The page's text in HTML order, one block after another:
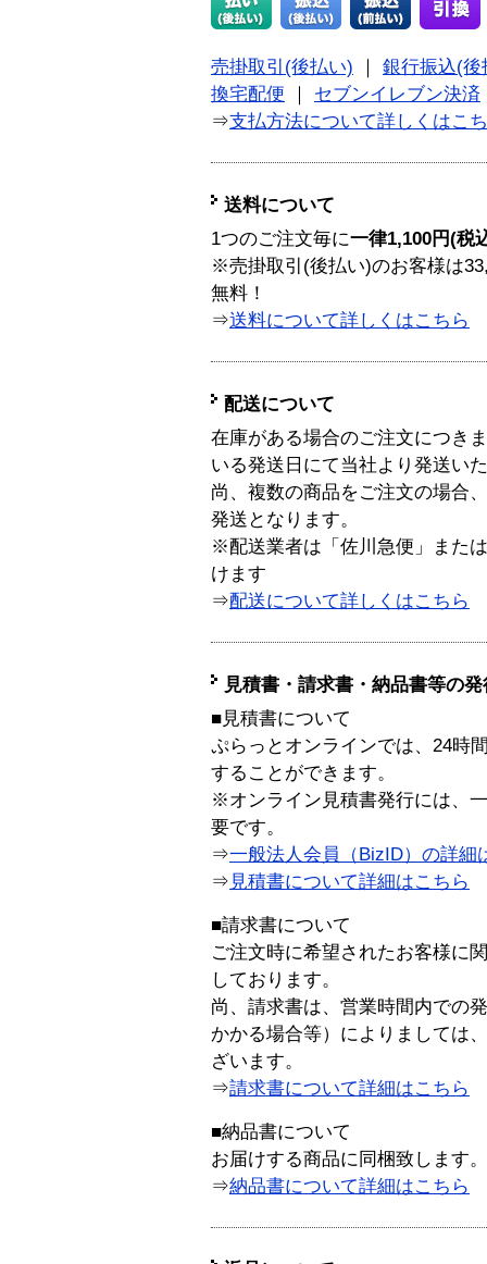
売掛取引(後払い)
銀行振込(後
換宅配便
セブンイレブン決済
⇒支払方法について詳しくはこ
送料について
1つのご注文毎に一律1,100円(税
※売掛取引(後払い)のお客様は
無料！
⇒送料について詳しくはこちら
配送について
在庫がある場合のご注文につき
いる発送日にて当社より発送い
尚、複数の商品をご注文の場合
発送となります。
※配送業者は「佐川急便」また
けます
⇒配送について詳しくはこちら
見積書・請求書・納品書等の
■見積書について
ぷらっとオンラインでは、24時
することができます。
※オンライン見積書発行には、
要です。
⇒一般法人会員（BizID）の詳細
⇒ 見積書について詳細はこちら
■請求書について
ご注文時に希望されたお客様に
しております。
尚、請求書は、営業時間内での
かかる場合等）によりましては
ざいます。
⇒請求書について詳細はこちら
■納品書について
お届けする商品に同梱致します。
⇒納品書について詳細はこちら